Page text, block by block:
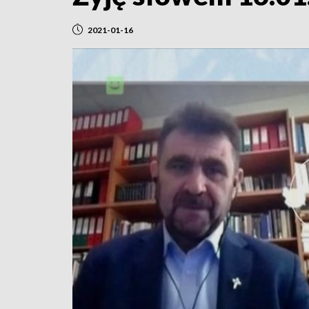
2021-01-16